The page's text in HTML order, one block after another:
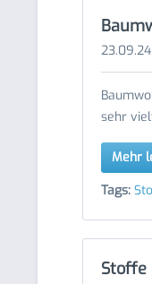
sehr
Mehr
Tags:
Stoffe